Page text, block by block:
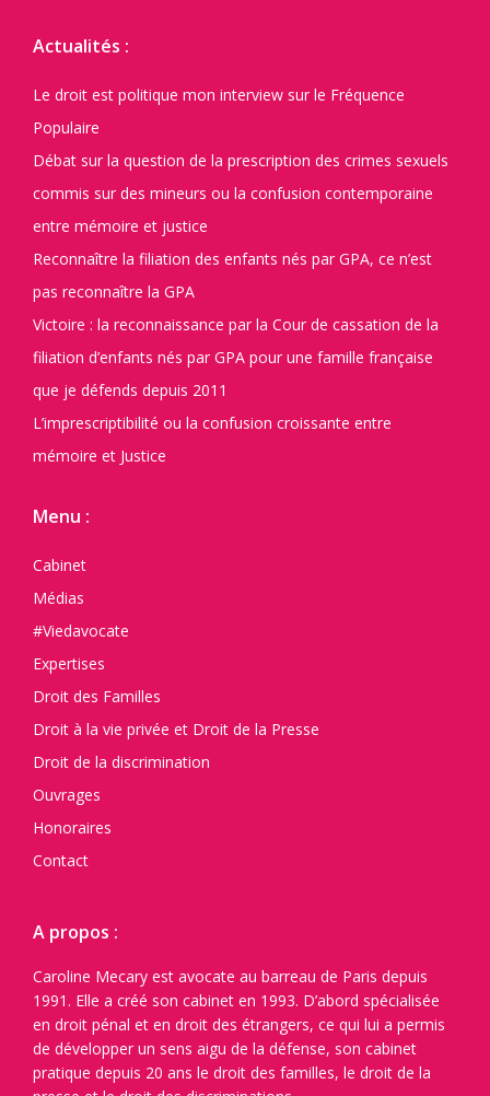
Actualités :
Le droit est politique mon interview sur le Fréquence
Populaire
Débat sur la question de la prescription des crimes sexuels
commis sur des mineurs ou la confusion contemporaine
entre mémoire et justice
Reconnaître la filiation des enfants nés par GPA, ce n’est
pas reconnaître la GPA
Victoire : la reconnaissance par la Cour de cassation de la
filiation d’enfants nés par GPA pour une famille française
que je défends depuis 2011
L’imprescriptibilité ou la confusion croissante entre
mémoire et Justice
Menu :
Cabinet
Médias
#Viedavocate
Expertises
Droit des Familles
Droit à la vie privée et Droit de la Presse
Droit de la discrimination
Ouvrages
Honoraires
Contact
A propos :
Caroline Mecary est avocate au barreau de Paris depuis
1991. Elle a créé son cabinet en 1993. D’abord spécialisée
en droit pénal et en droit des étrangers, ce qui lui a permis
de développer un sens aigu de la défense, son cabinet
pratique depuis 20 ans le droit des familles, le droit de la